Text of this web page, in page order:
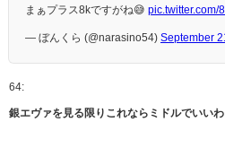
まぁプラス8kですがね😅 pic.twitter.com/
— ぼんくら (@narasino54) September
64:
銀エヴァを見る限りこれならミドルでいい